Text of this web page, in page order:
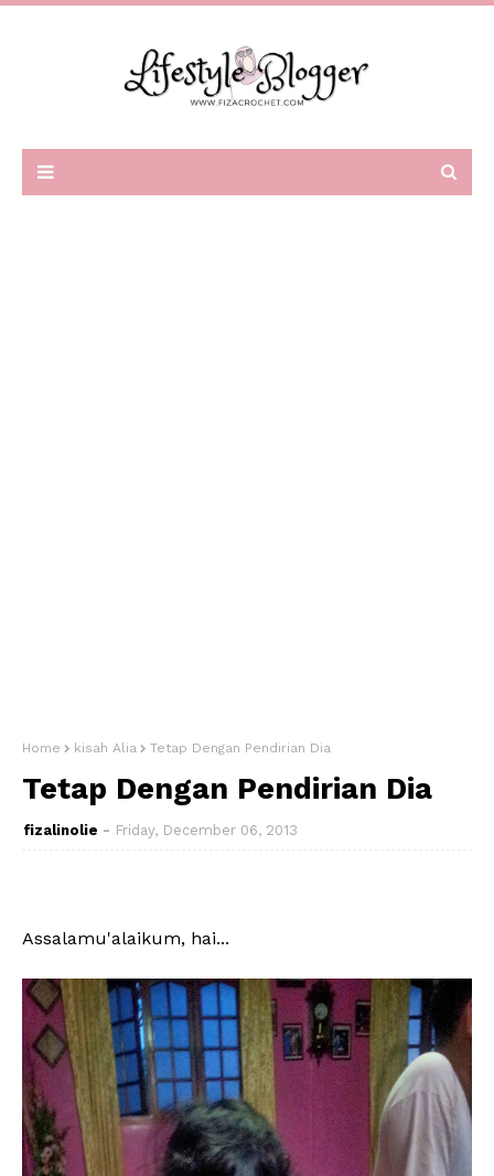
Home kisah Alia Tetap Dengan Pendirian Dia
Tetap Dengan Pendirian Dia
fizalinolie Friday, December 06, 2013
Assalamu'alaikum, hai...